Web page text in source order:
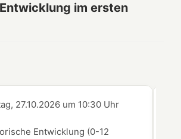
im ersten
27.10.2026 um 10:30 Uhr
Entwicklung (0-12